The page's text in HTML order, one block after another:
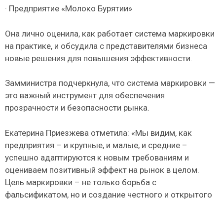
· Предприятие «Молоко Бурятии»
Она лично оценила, как работает система маркировки
на практике, и обсудила с представителями бизнеса
новые решения для повышения эффективности.
Замминистра подчеркнула, что система маркировки —
это важный инструмент для обеспечения
прозрачности и безопасности рынка.
Екатерина Приезжева отметила: «Мы видим, как
предприятия – и крупные, и малые, и средние –
успешно адаптируются к новым требованиям и
оцениваем позитивный эффект на рынок в целом.
Цель маркировки – не только борьба с
фальсификатом, но и создание честного и открытого